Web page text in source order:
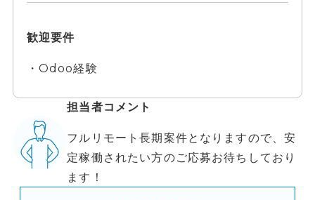
歓迎要件
・Odoo経験
担当者コメント
フルリモート長期案件となりますので、安
定稼働されたい方のご応募お待ちしており
ます！